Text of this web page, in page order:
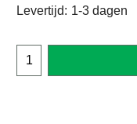
Levertijd: 1-3 dagen